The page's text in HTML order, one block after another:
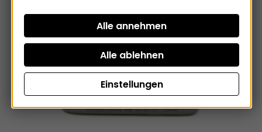
Einstellungen